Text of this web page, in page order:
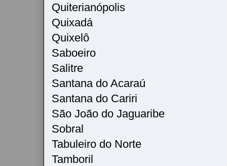
Quiterianópolis
Quixadá
Quixelô
Saboeiro
Salitre
Santana do Acaraú
Santana do Cariri
São João do Jaguaribe
Sobral
Tabuleiro do Norte
Tamboril